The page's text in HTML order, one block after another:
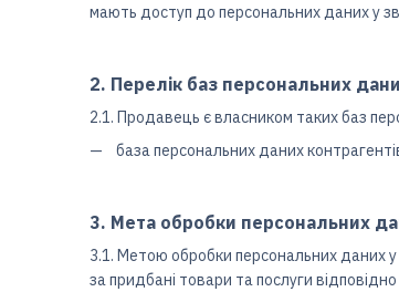
мають доступ до персональних даних у
2. Перелік баз персональних
2.1. Продавець є власником таких баз
база персональних даних
3. Мета обробки персональних
3.1. Метою обробки персональних даних у
за придбані товари та послуги